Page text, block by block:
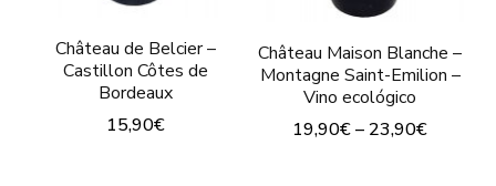
la
página
de
producto
la
página
de
producto
Château de Belcier –
Castillon Côtes de
Bordeaux
15,90€
Château Maison Blanche –
Montagne Saint-Emilion –
Vino ecológico
19,90€– 23,90€